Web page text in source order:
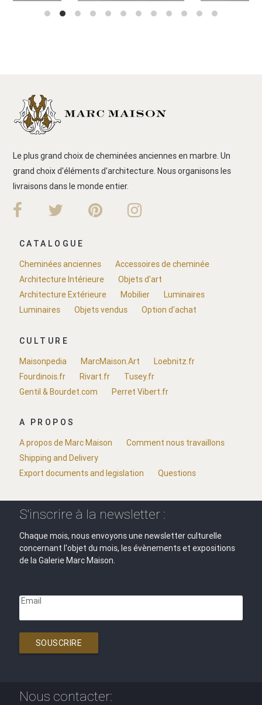
Le plus grand choix de cheminées anciennes en marbre. Un
grand choix d'éléments d'architecture. Nous organisons les
livraisons dans le monde entier.
CATALOGUE
Cheminées anciennes
Accessoires de cheminée
Architecture Intérieure
Objets d'art
Architecture Extérieure
Mobilier
Luminaires
Luminaires
Objets vendus Option d'achat
CULTURE
Maisonpedia
MarcMaison.Art
Loebnitz.fr
Fourdinois.fr
Rivart.fr
Tusey.fr
Gentil & Bourdet.com
Perret Vibert.fr
A PROPOS
A propos de Marc Maison
Comment nous travaillons
Shipping and Delivery
Export documents and legislation
Questions
S'inscrire à la newsletter :
Chaque mois, nous envoyons une newsletter culturelle
concernant l'objet du mois, les évènements et expositions
de la Galerie Marc Maison.
Email
SOUSCRIRE
Nous contacter: